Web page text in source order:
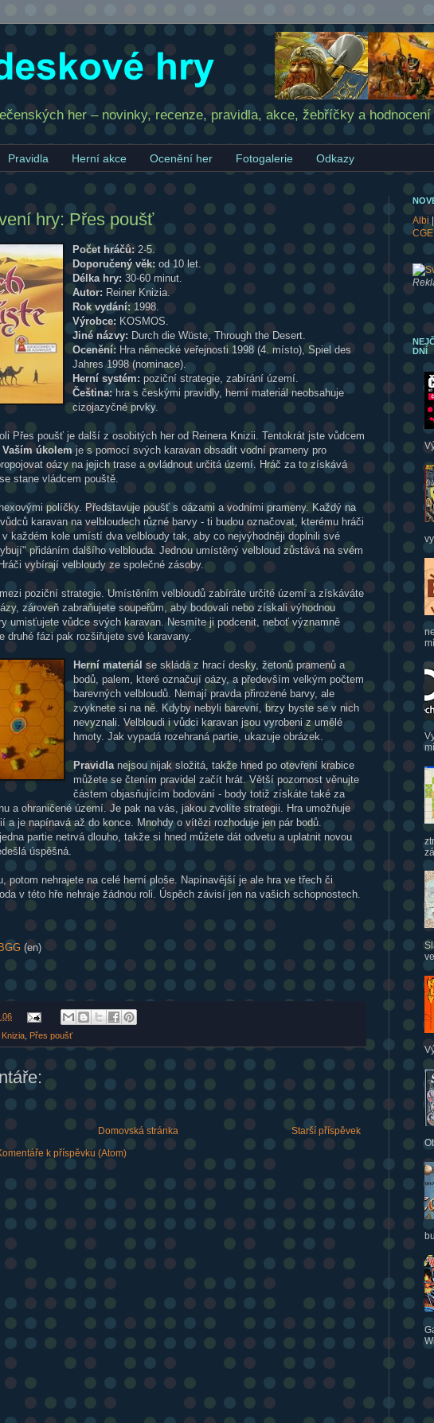
her – novinky, recenze, pravidla, akce, žebříčky a hodnocení
Pravidla Herní akce Ocenění her Fotogalerie Odkazy
hry: Přes poušť
Počet hráčů: 2-5.
Doporučený věk: od 10 let.
Délka hry: 30-60 minut.
Autor: Reiner Knizia.
Rok vydání: 1998.
Výrobce: KOSMOS.
Jiné názvy: Durch die Wüste, Through the Desert.
Ocenění: Hra německé veřejnosti 1998 (4. místo), Spiel des
Jahres 1998 (nominace).
Herní systém: poziční strategie, zabírání území.
Čeština: hra s českými pravidly, herní materiál neobsahuje
cizojazyčné prvky.
Přes poušť je další z osobitých her od Reinera Knizii. Tentokrát jste vůdcem
Vaším úkolem je s pomocí svých karavan obsadit vodní prameny pro
oázy na jejich trase a ovládnout určitá území. Hráč za to získává
stane vládcem pouště.
políčky. Představuje poušť s oázami a vodními prameny. Každý na
karavan na velbloudech různé barvy - ti budou označovat, kterému hráči
v každém kole umístí dva velbloudy tak, aby co nejvýhodněji doplnili své
přidáním dalšího velblouda. Jednou umístěný velbloud zůstává na svém
vybírají velbloudy ze společné zásoby.
poziční strategie. Umístěním velbloudů zabíráte určité území a získáváte
zároveň zabraňujete soupeřům, aby bodovali nebo získali výhodnou
umisťujete vůdce svých karavan. Nesmíte ji podcenit, neboť významně
druhé fázi pak rozšiřujete své karavany.
Herní materiál se skládá z hrací desky, žetonů pramenů a
bodů, palem, které označují oázy, a především velkým počtem
barevných velbloudů. Nemají pravda přirozené barvy, ale
zvyknete si na ně. Kdyby nebyli barevní, brzy byste se v nich
nevyznali. Velbloudi i vůdci karavan jsou vyrobeni z umělé
hmoty. Jak vypadá rozehraná partie, ukazuje obrázek.
Pravidla nejsou nijak složitá, takže hned po otevření krabice
můžete se čtením pravidel začít hrát. Větší pozornost věnujte
částem objasňujícím bodování - body totiž získáte také za
a ohraničené území. Je pak na vás, jakou zvolíte strategii. Hra umožňuje
a je napínavá až do konce. Mnohdy o vítězi rozhoduje jen pár bodů.
partie netrvá dlouho, takže si hned můžete dát odvetu a uplatnit novou
úspěšná.
potom nehrajete na celé herní ploše. Napínavější je ale hra ve třech či
v této hře nehraje žádnou roli. Úspěch závisí jen na vašich schopnostech.
(en)
Knizia Přes poušť
Starší příspěvek
Domovská stránka
k příspěvku (Atom)
Albi
CGE
DNÍ